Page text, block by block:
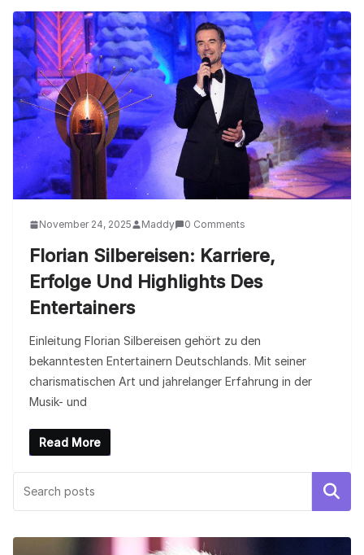
November 24, 2025 Maddy 0 Comments
Florian Silbereisen: Karriere,
Erfolge Und Highlights Des
Entertainers
Einleitung Florian Silbereisen gehört zu den
bekanntesten Entertainern Deutschlands. Mit seiner
charismatischen Art und jahrelanger Erfahrung in der
Musik- und
Read More
Search